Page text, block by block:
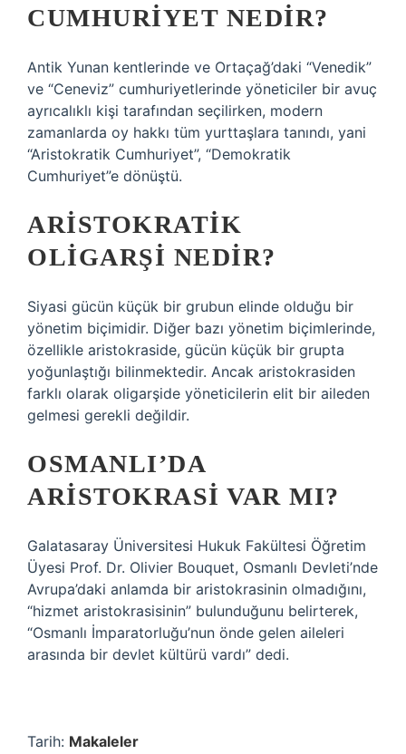
CUMHURIYET NEDIR?
Antik Yunan kentlerinde ve Ortaçağ’daki “Venedik”
ve “Ceneviz” cumhuriyetlerinde yöneticiler bir avuç
ayrıcalıklı kişi tarafından seçilirken, modern
zamanlarda oy hakkı tüm yurttaşlara tanındı, yani
“Aristokratik Cumhuriyet”, “Demokratik
Cumhuriyet”e dönüştü.
ARISTOKRATIK
OLIGARŞI NEDIR?
Siyasi gücün küçük bir grubun elinde olduğu bir
yönetim biçimidir. Diğer bazı yönetim biçimlerinde,
özellikle aristokraside, gücün küçük bir grupta
yoğunlaştığı bilinmektedir. Ancak aristokrasiden
farklı olarak oligarşide yöneticilerin elit bir aileden
gelmesi gerekli değildir.
OSMANLI’DA
ARISTOKRASI VAR MI?
Galatasaray Üniversitesi Hukuk Fakültesi Öğretim
Üyesi Prof. Dr. Olivier Bouquet, Osmanlı Devleti’nde
Avrupa’daki anlamda bir aristokrasinin olmadığını,
“hizmet aristokrasisinin” bulunduğunu belirterek,
“Osmanlı İmparatorluğu’nun önde gelen aileleri
arasında bir devlet kültürü vardı” dedi.
Tarih: Makaleler